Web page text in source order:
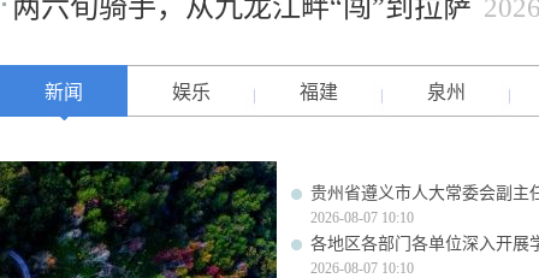
两六旬骑手，从九龙江畔“闯”到拉萨
新闻 娱乐 福建 泉州
贵州省遵义市人大常委会副主
2026-08-07 10:10
各地区各部门各单位深入开
2026-08-07 10:10